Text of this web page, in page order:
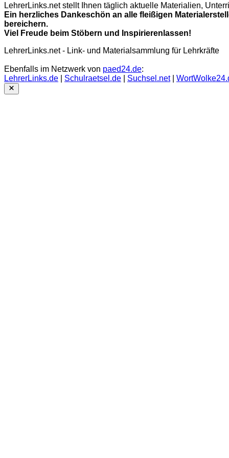
LehrerLinks.net stellt Ihnen täglich aktuelle Materialien,
Ein herzliches Dankeschön an alle fleißigen
bereichern.
Viel Freude beim Stöbern und Inspirierenlassen!
LehrerLinks.net - Link- und Materialsammlung für Lehrkräfte
Ebenfalls im Netzwerk von paed24.de:
LehrerLinks.de
Schulraetsel.de Suchsel.net|
Close